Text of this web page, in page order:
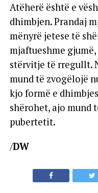
Atëherë është e
dhimbjen. Prandaj
mënyrë jetese të
mjaftueshme
stërvitje të rregullt.
mund të zvogëlojë
kjo formë e
shërohet, ajo mund
pubertetit.
/DW